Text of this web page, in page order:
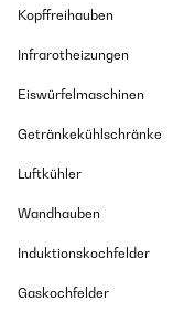
Kopffreihauben
Infrarotheizungen
Eiswürfelmaschinen
Getränkekühlschränke
Luftkühler
Wandhauben
Induktionskochfelder
Gaskochfelder